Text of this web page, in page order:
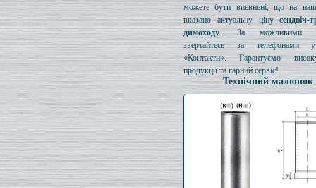
можете бути впевнені, що на
вказано актуальну ціну
димоходу. За можливими
звертайтесь за телефонами
«Контакти». Гарантуємо
продукції та гарний сервіс!
Технічний малюнок